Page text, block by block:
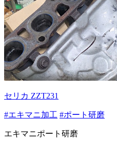
セリカ ZZT231
#エキマニ加工 #ポート研磨
エキマニポート研磨